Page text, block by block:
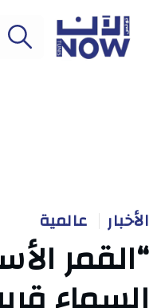
الأخبار عالمية
“القمر